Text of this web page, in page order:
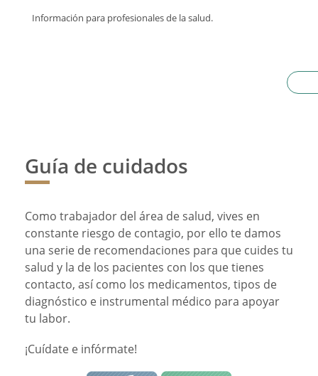
Información para profesionales de la salud.
Guía de cuidados
Como trabajador del área de salud, vives en
constante riesgo de contagio, por ello te damos
una serie de recomendaciones para que cuides tu
salud y la de los pacientes con los que tienes
contacto, así como los medicamentos, tipos de
diagnóstico e instrumental médico para apoyar
tu labor.
¡Cuídate e infórmate!